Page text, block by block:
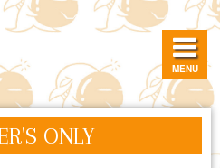
MENU
ONLY